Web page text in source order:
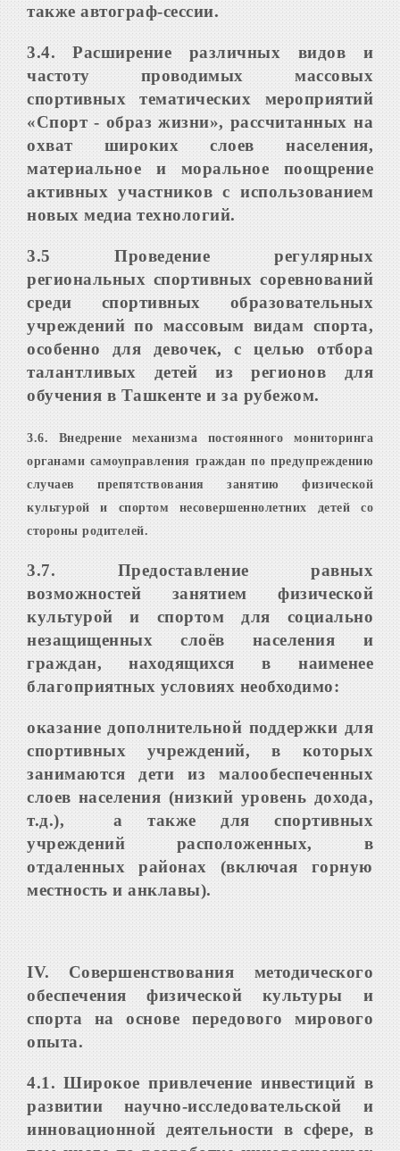
также автограф-сессии.
3.4. Расширение различных видов и
частоту проводимых массовых
спортивных тематических мероприятий
«Спорт - образ жизни», рассчитанных на
охват широких слоев населения,
материальное и моральное поощрение
активных участников с использованием
новых медиа технологий.
3.5 Проведение регулярных
региональных спортивных соревнований
среди спортивных образовательных
учреждений по массовым видам спорта,
особенно для девочек, с целью отбора
талантливых детей из регионов для
обучения в Ташкенте и за рубежом.
3.6. Внедрение механизма постоянного мониторинга
органами самоуправления граждан по предупреждению
случаев препятствования занятию физической
культурой и спортом несовершеннолетних детей со
стороны родителей.
3.7. Предоставление равных
возможностей занятием физической
культурой и спортом для социально
незащищенных слоёв населения и
граждан, находящихся в наименее
благоприятных условиях необходимо:
оказание дополнительной поддержки для
спортивных учреждений, в которых
занимаются дети из малообеспеченных
слоев населения (низкий уровень дохода,
т.д.), а также для спортивных
учреждений расположенных, в
отдаленных районах (включая горную
местность и анклавы).
IV.
Совершенствования методического
обеспечения физической культуры и
спорта на основе передового мирового
опыта.
4.1. Широкое привлечение инвестиций в
развитии научно-исследовательской и
инновационной деятельности в сфере, в